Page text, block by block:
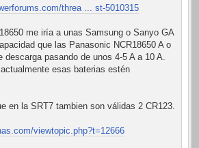
threa ... st-5010315
me iría a unas Samsung o Sanyo GA
que las Panasonic NCR18650 A o
pasando de unos 4-5 A a 10 A.
esas baterias estén
en la SRT7 tambien son válidas 2 CR123.
viewtopic.php?t=12666